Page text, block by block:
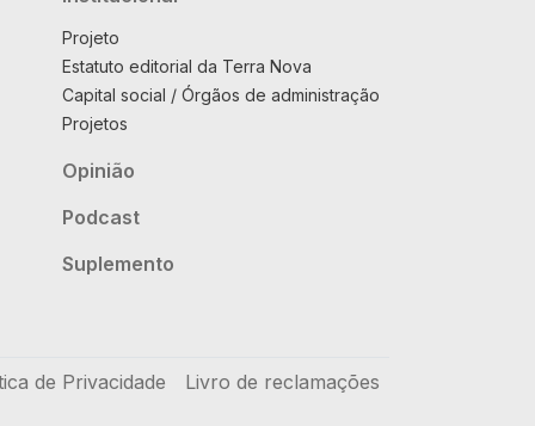
Projeto
Estatuto editorial da Terra Nova
Capital social / Órgãos de administração
Projetos
Opinião
Podcast
Suplemento
de Privacidade Livro de reclamações